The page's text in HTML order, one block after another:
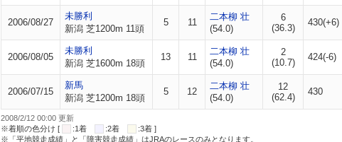
2006/08/27
未勝利
新潟 芝1200m 11頭
5 11
二本柳 壮
(54.0)
6
(36.3)
430(+6)
2006/08/05
未勝利
新潟 芝1600m 18頭
13 11
二本柳 壮
(54.0)
2
(10.7)
424(-6)
2006/07/15
新馬
新潟 芝1200m 18頭
5 12
二本柳 壮
(54.0)
12
(62.4)
430
2008/2/12 00:00 更新
※着順の色分け [
:1着 :2着
:3着 ]
※「平地競走成績」と「障害競走成績」はJRAのレースのみとなります。